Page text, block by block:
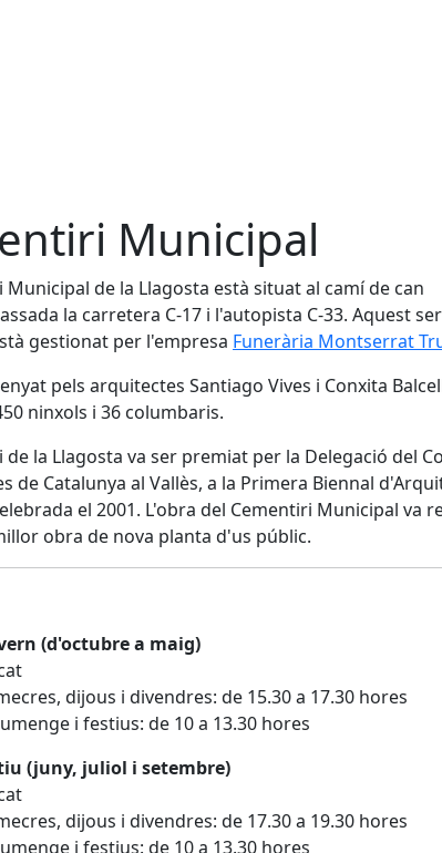
Municipal
Municipal de la Llagosta està situat al camí de can
la carretera C-17 i l'autopista C-33. Aquest
gestionat per l'empresa Funerària Montserrat
pels arquitectes Santiago Vives i Conxita
ninxols i 36 columbaris.
de la Llagosta va ser premiat per la Delegació del
de Catalunya al Vallès, a la Primera Biennal
el 2001. L'obra del Cementiri Municipal va
obra de nova planta d'us públic.
(d'octubre a maig)
dijous i divendres: de 15.30 a 17.30 hores
i festius: de 10 a 13.30 hores
(juny, juliol i setembre)
dijous i divendres: de 17.30 a 19.30 hores
i festius: de 10 a 13.30 hores